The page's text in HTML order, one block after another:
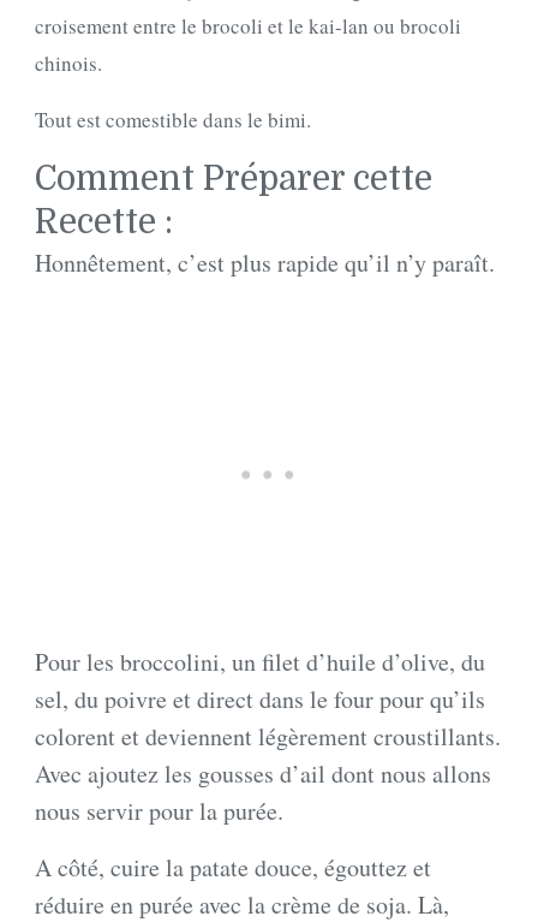
croisement entre le brocoli et le kai-lan ou brocoli
chinois.
Tout est comestible dans le bimi.
Comment Préparer cette
Recette :
Honnêtement, c’est plus rapide qu’il n’y paraît.
Pour les broccolini, un filet d’huile d’olive, du
sel, du poivre et direct dans le four pour qu’ils
colorent et deviennent légèrement croustillants.
Avec ajoutez les gousses d’ail dont nous allons
nous servir pour la purée.
A côté, cuire la patate douce, égouttez et
réduire en purée avec la crème de soja. Là,